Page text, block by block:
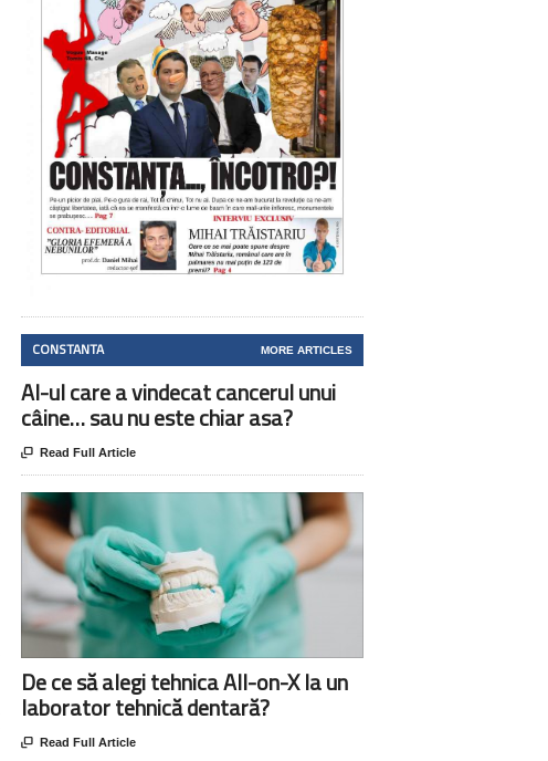
CONSTANTA MORE ARTICLES
AI-ul care a vindecat cancerul unui
câine… sau nu este chiar asa?
 Read Full Article
De ce să alegi tehnica All-on-X la un
laborator tehnică dentară?
 Read Full Article